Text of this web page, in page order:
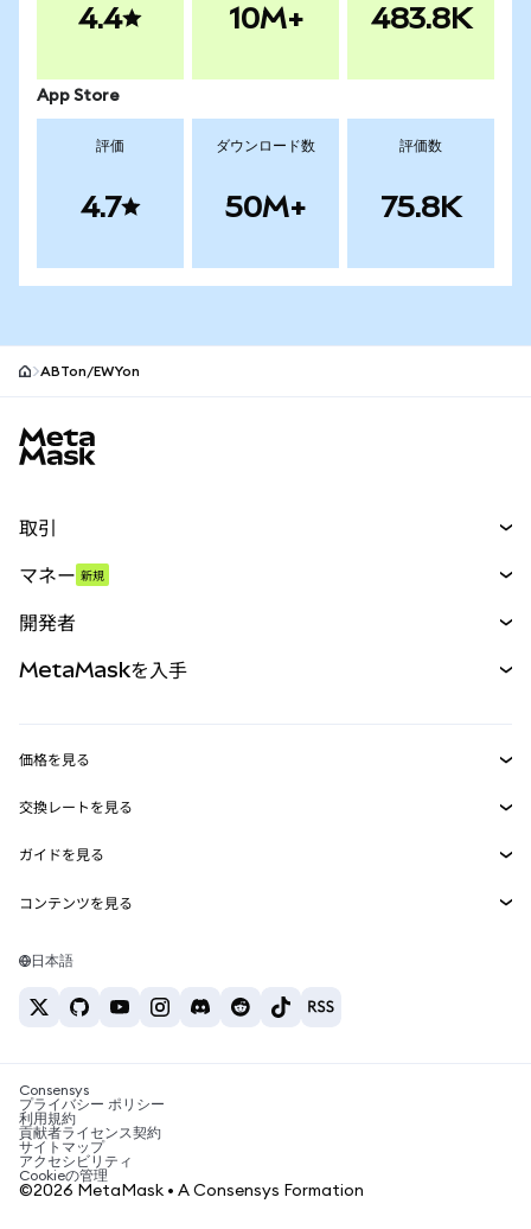
4.4 10M+ 483.8K
App Store
評価
4.7
ダウンロード数
50M+
評価数
75.8K
ABTon/EWYon
取引
パーペチュアル
RWA
マネー 新規
開発者
MetaMask Connect
Snaps
Web3サービス
MetaMaskを入手
セキュリティ
サポート
キャリア
お問い合わせ
価格を見る
イーサリアムの価格
Solanaの価格
Tetherの価格
交換レートを見る
ETH→USD
USDT→INR
BTC→INR
ETH→USDT
ガイドを見る
ETHの購入
USDTの購入
SHIBの購入
BNBの購入
コンテンツを見る
Solanaウォレット
税制関連ニュース
暗号資産の購入方法は？
ビットコインを売るには？
日本語
Consensys
プライバシー ポリシー
利用規約
貢献者ライセンス契約
サイトマップ
アクセシビリティ
Cookieの管理
©2026 MetaMask • A Consensys Formation